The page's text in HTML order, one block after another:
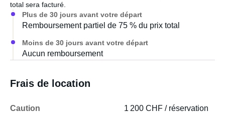
total sera facturé.
Plus de 30 jours avant votre départ
Remboursement partiel de 75 % du prix total
Moins de 30 jours avant votre départ
Aucun remboursement
Frais de location
Caution
1 200 CHF / réservation